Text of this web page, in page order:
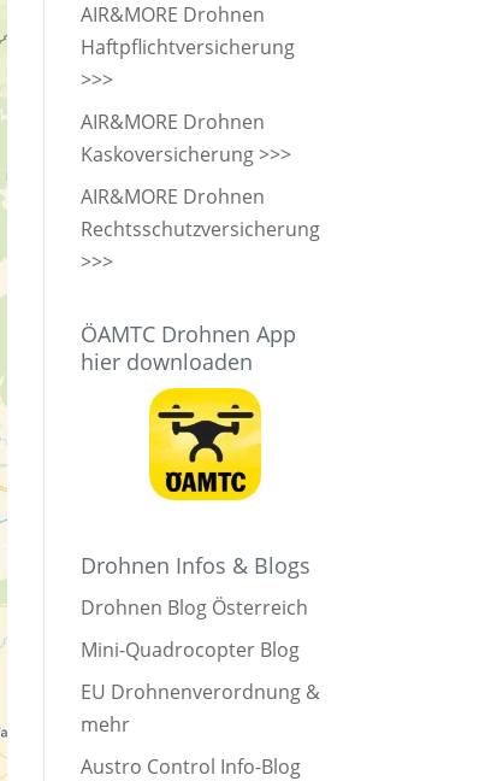
AIR&MORE Drohnen
Haftpflichtversicherung
>>>
AIR&MORE Drohnen
Kaskoversicherung >>>
AIR&MORE Drohnen
Rechtsschutzversicherung
>>>
ÖAMTC Drohnen App
hier downloaden
Drohnen Infos & Blogs
Drohnen Blog Österreich
Mini-Quadrocopter Blog
EU Drohnenverordnung &
mehr
Austro Control Info-Blog